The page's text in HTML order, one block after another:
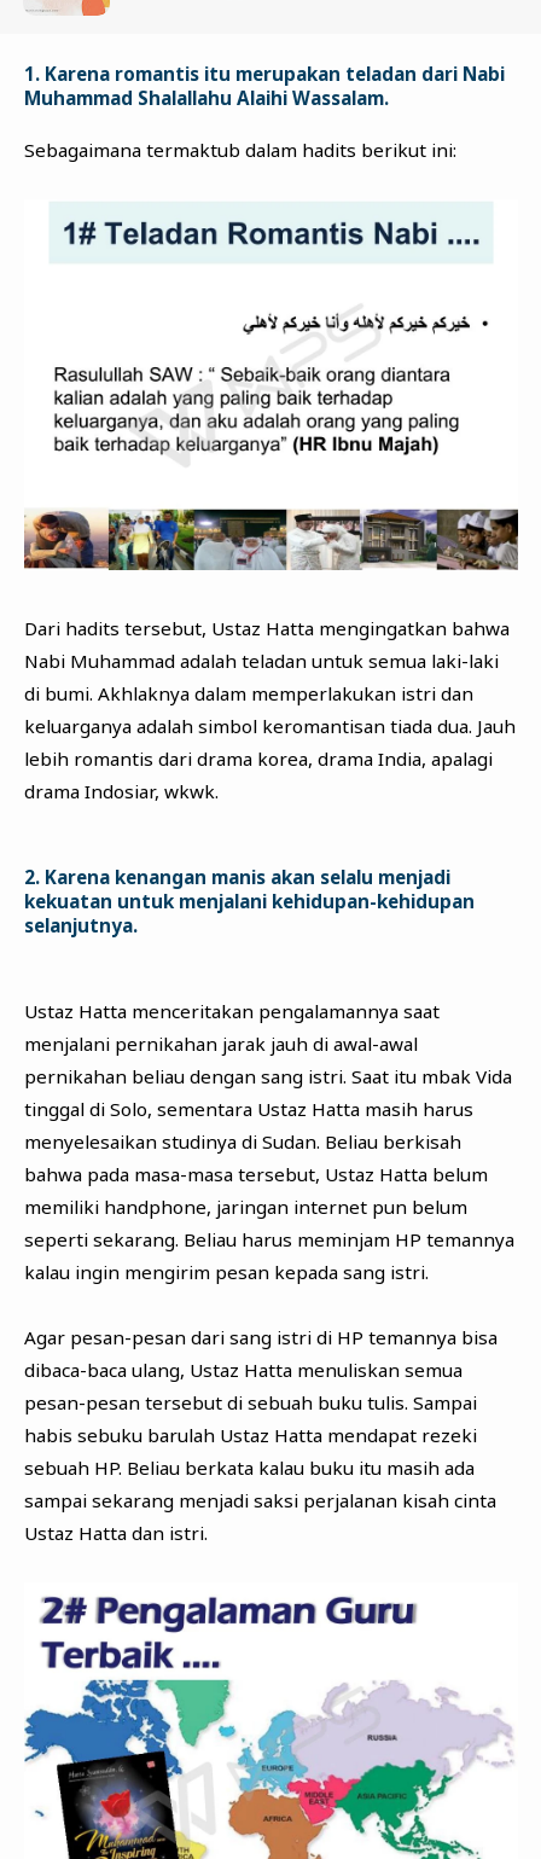
1. Karena romantis itu merupakan teladan dari Nabi
Muhammad Shalallahu Alaihi Wassalam.
Sebagaimana termaktub dalam hadits berikut ini:
Dari hadits tersebut, Ustaz Hatta mengingatkan bahwa
Nabi Muhammad adalah teladan untuk semua laki-laki
di bumi. Akhlaknya dalam memperlakukan istri dan
keluarganya adalah simbol keromantisan tiada dua. Jauh
lebih romantis dari drama korea, drama India, apalagi
drama Indosiar, wkwk.
2. Karena kenangan manis akan selalu menjadi
kekuatan untuk menjalani kehidupan-kehidupan
selanjutnya.
Ustaz Hatta menceritakan pengalamannya saat
menjalani pernikahan jarak jauh di awal-awal
pernikahan beliau dengan sang istri. Saat itu mbak Vida
tinggal di Solo, sementara Ustaz Hatta masih harus
menyelesaikan studinya di Sudan. Beliau berkisah
bahwa pada masa-masa tersebut, Ustaz Hatta belum
memiliki handphone, jaringan internet pun belum
seperti sekarang. Beliau harus meminjam HP temannya
kalau ingin mengirim pesan kepada sang istri.
Agar pesan-pesan dari sang istri di HP temannya bisa
dibaca-baca ulang, Ustaz Hatta menuliskan semua
pesan-pesan tersebut di sebuah buku tulis. Sampai
habis sebuku barulah Ustaz Hatta mendapat rezeki
sebuah HP. Beliau berkata kalau buku itu masih ada
sampai sekarang menjadi saksi perjalanan kisah cinta
Ustaz Hatta dan istri.